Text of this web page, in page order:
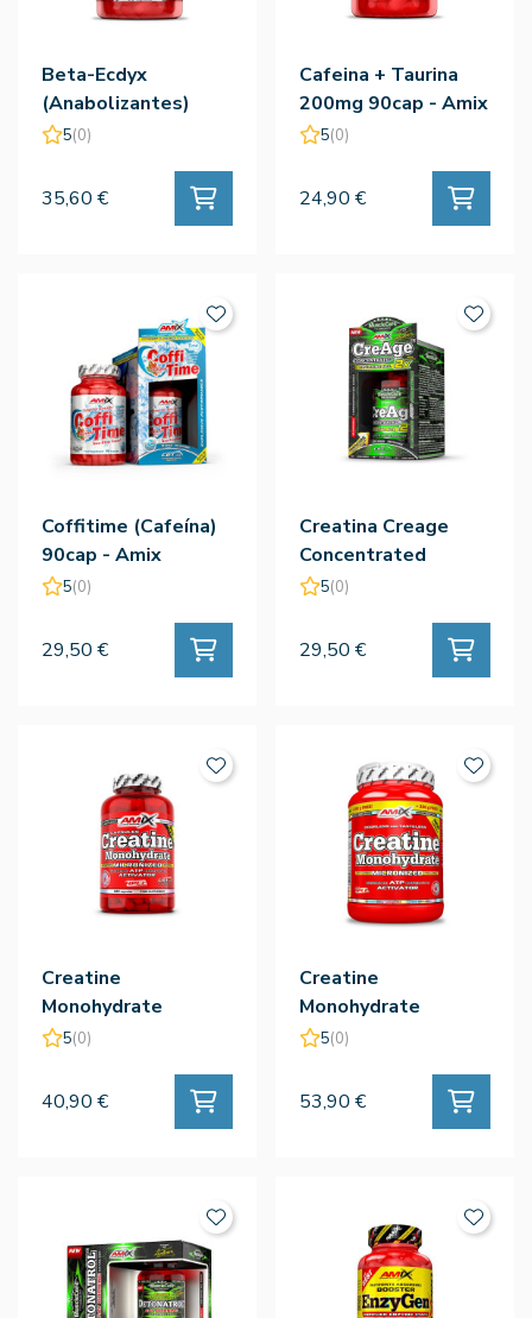
Beta-Ecdyx
(Anabolizantes)
90cap - Amix
5(0)
35,60 €
Cafeina + Taurina
200mg 90cap - Amix
5(0)
24,90 €
Coffitime (Cafeína)
90cap - Amix
5(0)
29,50 €
Creatina Creage
Concentrated
120cap - Amix
5(0)
29,50 €
Creatine
Monohydrate
Creatina 220cap -
5(0)
40,90 €
Creatine
Monohydrate
Creatina 500gr +
5(0)
53,90 €